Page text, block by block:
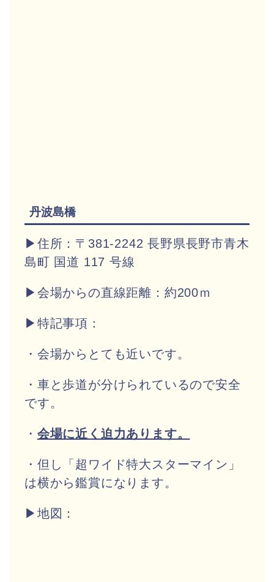
丹波島橋
▶住所：〒381-2242 長野県長野市青木
島町 国道 117 号線
▶会場からの直線距離：約200ｍ
▶特記事項：
・会場からとても近いです。
・車と歩道が分けられているので安全
です。
・ 会場に近く迫力あります。
・但し「超ワイド特大スターマイン」
は横から鑑賞になります。
▶地図：